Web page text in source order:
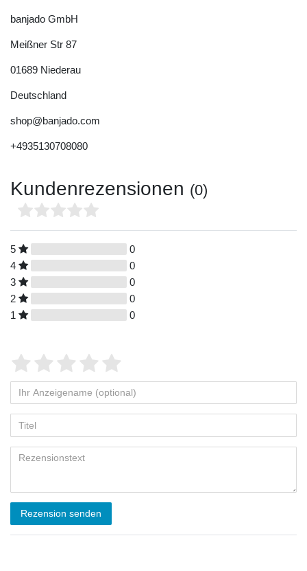
banjado GmbH
Meißner Str 87
01689 Niederau
Deutschland
shop@banjado.com
+4935130708080
Kundenrezensionen (0)
5
0
4
0
3
0
2
0
1
0
Rezension senden